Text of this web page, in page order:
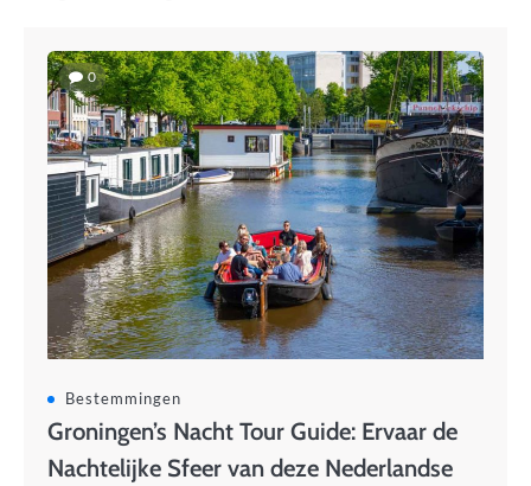
0
Bestemmingen
Groningen’s Nacht Tour Guide: Ervaar de
Nachtelijke Sfeer van deze Nederlandse